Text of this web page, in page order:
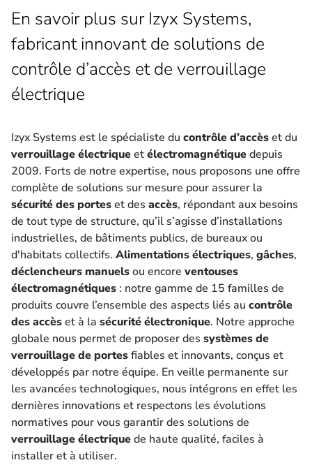
En savoir plus sur Izyx Systems,
fabricant innovant de solutions de
contrôle d’accès et de verrouillage
électrique
Izyx Systems est le spécialiste du contrôle d’accèset du
verrouillage électriqueetélectromagnétiquedepuis
2009. Forts de notre expertise, nous proposons une offre
complète de solutions sur mesure pour assurer la
sécurité des porteset des accès, répondant aux besoins
de tout type de structure, qu’il s’agisse d’installations
industrielles, de bâtiments publics, de bureaux ou
d'habitats collectifs. Alimentations électriques, gâches,
déclencheurs manuelsou encore ventouses
électromagnétiques : notre gamme de 15 familles de
produits couvre l’ensemble des aspects liés au contrôle
des accèset à la sécurité électronique. Notre approche
globale nous permet de proposer des systèmes de
verrouillage de portesfiables et innovants, conçus et
développés par notre équipe. En veille permanente sur
les avancées technologiques, nous intégrons en effet les
dernières innovations et respectons les évolutions
normatives pour vous garantir des solutions de
verrouillage électriquede haute qualité, faciles à
installer et à utiliser.